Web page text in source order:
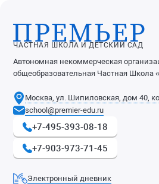
ЧАСТНАЯ ШКОЛА И ДЕТСКИЙ САД
Автономная некоммерческая
общеобразовательная Частная Школа
Москва, ул. Шипиловская, дом 40,
+7-495-393-08-18
+7-903-973-71-45
school@premier-edu.ru
Электронный дневник